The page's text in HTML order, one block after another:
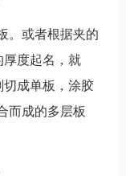
。或者根据夹的
厚度起名，就
切成单板，涂胶
而成的多层板